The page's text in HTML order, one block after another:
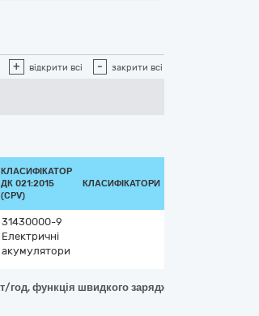
+ відкрити всі - закрити всі
КЛАСИФІКАТОР
ДК 021:2015
(CPV)
КЛАСИФІКАТОРИ
31430000-9
Електричні
акумулятори
функція швидкого заряджання, гарантія